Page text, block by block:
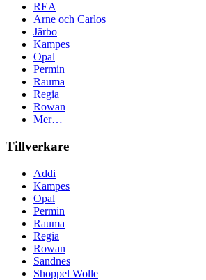
REA
Arne och Carlos
Järbo
Kampes
Opal
Permin
Rauma
Regia
Rowan
Mer…
Tillverkare
Addi
Kampes
Opal
Permin
Rauma
Regia
Rowan
Sandnes
Shoppel Wolle